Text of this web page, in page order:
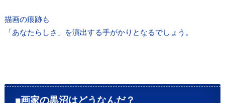
描画の痕跡も
「あなたらしさ」を演出する手がかりとなるでしょう。
■画家の黒沼はどうなんだ？